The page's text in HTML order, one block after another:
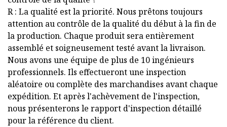
R : La qualité est la priorité. Nous prêtons toujours
attention au contrôle de la qualité du début à la fin de
la production. Chaque produit sera entièrement
assemblé et soigneusement testé avant la livraison.
Nous avons une équipe de plus de 10 ingénieurs
professionnels. Ils effectueront une inspection
aléatoire ou complète des marchandises avant chaque
expédition. Et après l'achèvement de l'inspection,
nous présenterons le rapport d'inspection détaillé
pour la référence du client.